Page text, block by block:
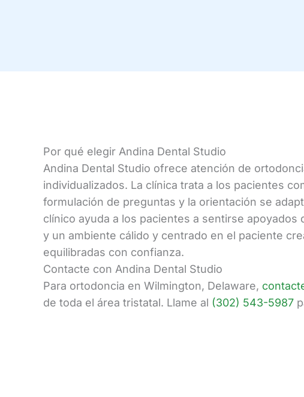
Por qué elegir Andina Dental Studio
Andina Dental Studio ofrece atención de
individualizados. La clínica trata a los pacientes
formulación de preguntas y la orientación se
clínico ayuda a los pacientes a sentirse
y un ambiente cálido y centrado en el paciente
equilibradas con confianza.
Contacte con Andina Dental Studio
Para ortodoncia en Wilmington, Delaware,
de toda el área tristatal. Llame al (302) 543-5987